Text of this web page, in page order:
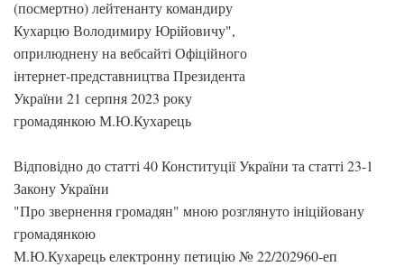
(посмертно) лейтенанту командиру
Кухарцю Володимиру Юрійовичу",
оприлюднену на вебсайті Офіційного
інтернет-представництва Президента
України 21 серпня 2023 року
громадянкою М.Ю.Кухарець
Відповідно до статті 40 Конституції України та статті 23-1
Закону України
"Про звернення громадян" мною розглянуто ініційовану
громадянкою
М.Ю.Кухарець електронну петицію № 22/202960-еп